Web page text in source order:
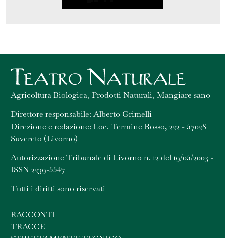
Agricoltura Biologica, Prodotti Naturali, Mangiare sano
Direttore responsabile: Alberto Grimelli
Direzione e redazione: Loc. Termine Rosso, 222 - 57028
Suvereto (Livorno)
Autorizzazione Tribunale di Livorno n. 12 del 19/05/2003 -
ISSN 2239-5547
Tutti i diritti sono riservati
RACCONTI
TRACCE